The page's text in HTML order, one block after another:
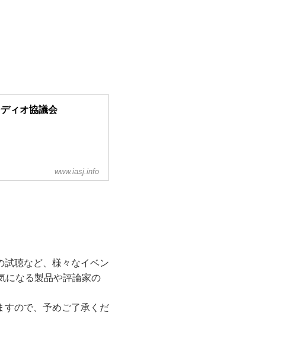
ィオ協議会
www.iasj.info
試聴など、様々なイベン
になる製品や評論家の
ので、予めご了承くだ